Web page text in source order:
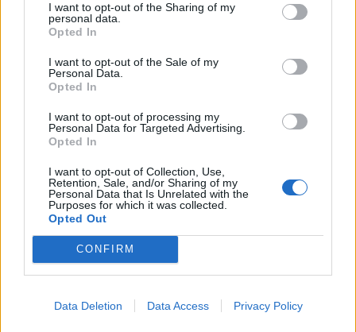
I want to opt-out of the Sharing of my
personal data.
Opted In
I want to opt-out of the Sale of my
Personal Data.
Opted In
I want to opt-out of processing my
Personal Data for Targeted Advertising.
Opted In
I want to opt-out of Collection, Use,
Retention, Sale, and/or Sharing of my
Personal Data that Is Unrelated with the
Purposes for which it was collected.
Opted Out
CONFIRM
Data Deletion Data Access Privacy Policy
VIDEÓ: HBO MAX
Nyilván ettől nem lett az ex-pankrátor
John Cena egy hiteles színész, de amit a
békeharcosként mutat, az
megsüvegelendő, Gunn pedig ismét
bebizonyítja, hogy nagyon ért a
szuperhős-történetek adaptálásához, így
kíváncsian várjuk, hogy miket fog kihozni a
DC-univerzumból, aminek immár a fejese
lett. De előtte jövő tavasszal még
láthatjuk, hogy miként zárja le a Marvelnél